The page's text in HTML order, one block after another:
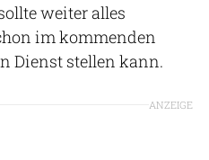
weiter alles
im kommenden
Dienst stellen kann.
ANZEIGE